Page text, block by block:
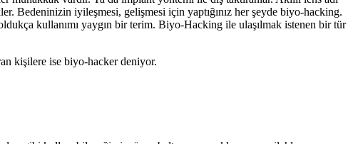
Bedeninizin iyileşmesi, gelişmesi için yaptığınız her şeyde biyo-hacking.
kullanımı yaygın bir terim. Biyo-Hacking ile ulaşılmak istenen bir tür
kişilere ise biyo-hacker deniyor.